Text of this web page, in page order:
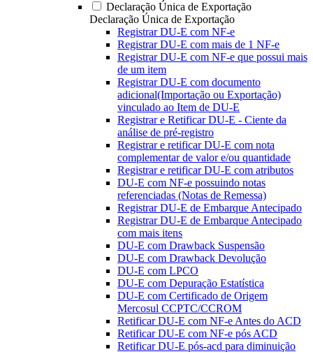
Declaração Única de Exportação
Declaração Única de Exportação
Registrar DU-E com NF-e
Registrar DU-E com mais de 1 NF-e
Registrar DU-E com NF-e que possui mais
de um item
Registrar DU-E com documento
adicional(Importação ou Exportação)
vinculado ao Item de DU-E
Registrar e Retificar DU-E - Ciente da
análise de pré-registro
Registrar e retificar DU-E com nota
complementar de valor e/ou quantidade
Registrar e retificar DU-E com atributos
DU-E com NF-e possuindo notas
referenciadas (Notas de Remessa)
Registrar DU-E de Embarque Antecipado
Registrar DU-E de Embarque Antecipado
com mais itens
DU-E com Drawback Suspensão
DU-E com Drawback Devolução
DU-E com LPCO
DU-E com Depuração Estatística
DU-E com Certificado de Origem
Mercosul CCPTC/CCROM
Retificar DU-E com NF-e Antes do ACD
Retificar DU-E com NF-e pós ACD
Retificar DU-E pós-acd para diminuição